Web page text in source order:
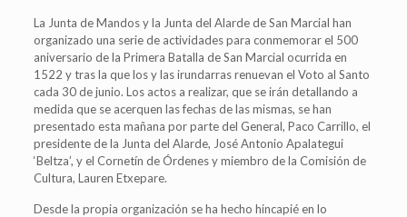
La Junta de Mandos y la Junta del Alarde de San Marcial han
organizado una serie de actividades para conmemorar el 500
aniversario de la Primera Batalla de San Marcial ocurrida en
1522 y tras la que los y las irundarras renuevan el Voto al Santo
cada 30 de junio. Los actos a realizar, que se irán detallando a
medida que se acerquen las fechas de las mismas, se han
presentado esta mañana por parte del General, Paco Carrillo, el
presidente de la Junta del Alarde, José Antonio Apalategui
‘Beltza’, y el Cornetín de Órdenes y miembro de la Comisión de
Cultura, Lauren Etxepare.
Desde la propia organización se ha hecho hincapié en lo